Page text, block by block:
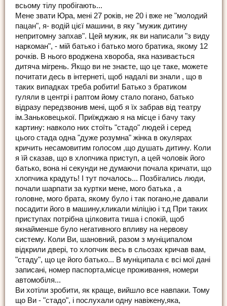
всьому тілу пробігають...
Мене звати Юра, мені 27 років, не 20 і вже не "молодий
пацан", я- водій цієї машини, в яку "мужик дитину
непритомну запхав". Цей мужик, як ви написали "з виду
наркоман", - мій батько і батько мого братика, якому 12
рочків. В нього вроджена хвороба, яка називається
дитяча мігрень. Якщо ви не знаєте, що це таке, можете
почитати десь в інтернеті, щоб надалі ви знали , що в
таких випадках треба робити! Батько з братиком
гуляли в центрі і раптом йому стало погано, батько
відразу передзвонив мені, щоб я їх забрав від театру
ім.Заньковецької. Приїжджаю я на місце і бачу таку
картину: навколо них стоїть "стадо" людей і серед
цього стада одна "дуже розумна" жінка в окулярах
кричить несамовитим голосом ,що душать дитину. Коли
я їй сказав, що в хлопчика приступ, а цей чоловік його
батько, вона ні секунди не думаючи почала кричати, що
хлопчика крадуть! І тут почалось... Позбігались люди,
почали шарпати за куртки мене, мого батька , а
головне, мого брата, якому було і так погано,не давали
посадити його в машину,кликали міліцію і т.д При таких
приступах потрібна цілковита тиша і спокій, щоб
якнайменше було негативного впливу на нервову
систему. Коли Ви, шановний, разом з муніципалом
відкрили двері, то хлопчик весь в сльозах кричав вам,
"стаду", що це його батько... В муніципала є всі мої дані
записані, номер паспорта,місце проживання, номери
автомобіля...
Ви хотіли зробити, як краще, вийшло все навпаки. Тому
що Ви - "стадо", і послухали одну навіжену,яка,